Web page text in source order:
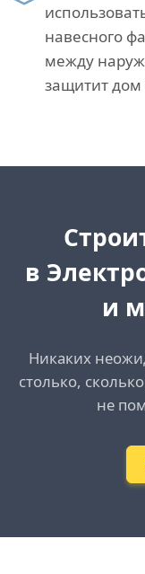
навесного
между
защитит дом
в
и
Никаких
столько,
не